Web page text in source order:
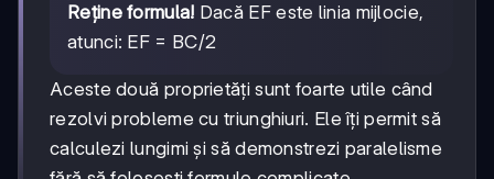
Reține formula! Dacă EF este linia mijlocie,
atunci: EF = BC/2
Aceste două proprietăți sunt foarte utile când
rezolvi probleme cu triunghiuri. Ele îți permit să
calculezi lungimi și să demonstrezi paralelisme